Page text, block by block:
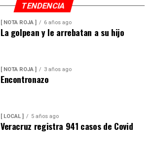
TENDENCIA
[ NOTA ROJA ] 6 años ago
La golpean y le arrebatan a su hijo
[ NOTA ROJA ] 3 años ago
Encontronazo
[ LOCAL ] 5 años ago
Veracruz registra 941 casos de Covid